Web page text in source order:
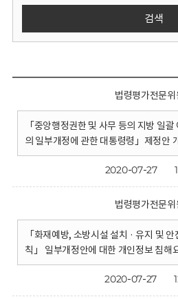
검색
법령평가전문위
「중앙행정권한 및 사무 등의 지방 일
의 일부개정에 관한 대통령령」제정안
2020-07-27
법령평가전문위
「화재예방, 소방시설 설치 · 유지 및
칙」 일부개정안에 대한 개인정보 침해
2020-07-27